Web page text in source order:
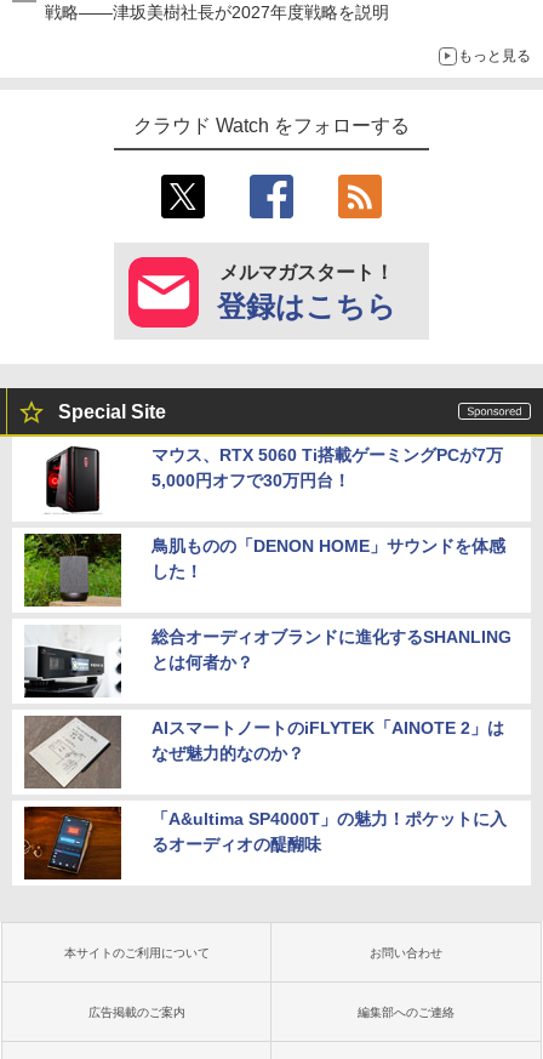
戦略――津坂美樹社長が2027年度戦略を説明
もっと見る
クラウド Watch をフォローする
メルマガスタート！
登録はこちら
Special Site
マウス、RTX 5060 Ti搭載ゲーミングPCが7万
5,000円オフで30万円台！
鳥肌ものの「DENON HOME」サウンドを体感
した！
総合オーディオブランドに進化するSHANLING
とは何者か？
AIスマートノートのiFLYTEK「AINOTE 2」は
なぜ魅力的なのか？
「A&ultima SP4000T」の魅力！ポケットに入
るオーディオの醍醐味
本サイトのご利用について お問い合わせ
広告掲載のご案内 編集部へのご連絡